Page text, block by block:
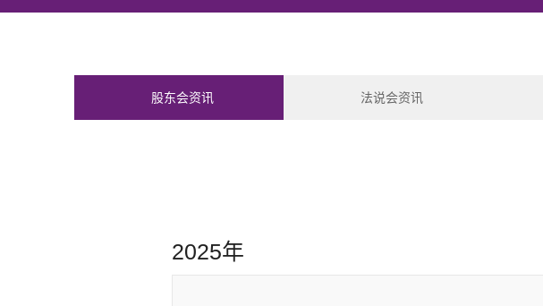
股东会资讯 法说会资讯
2025年